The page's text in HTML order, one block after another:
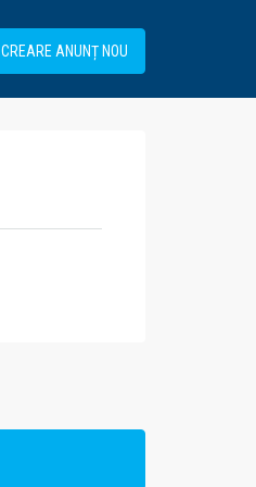
CREARE ANUNȚ NOU